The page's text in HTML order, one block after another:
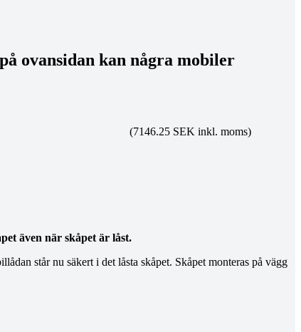
ovansidan kan några mobiler
(7146.25 SEK inkl. moms)
även när skåpet är låst.
står nu säkert i det låsta skåpet. Skåpet monteras på vägg